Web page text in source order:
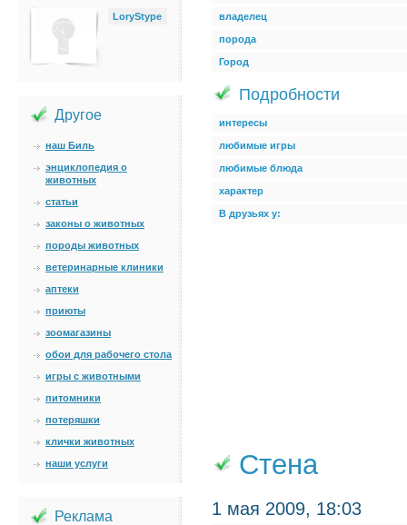
LoryStype
Другое
наш Биль
энциклопедия о
животных
статьи
законы о животных
породы животных
ветеринарные клиники
аптеки
приюты
зоомагазины
обои для рабочего стола
игры с животными
питомники
потеряшки
клички животных
наши услуги
Реклама
владелец
порода
Город
Подробности
интересы
любимые игры
любимые блюда
характер
В друзьях у:
Стена
1 мая 2009, 18:03